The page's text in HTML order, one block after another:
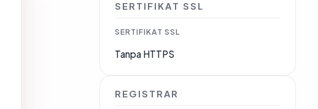
SERTIFIKAT SSL
SERTIFIKAT SSL
Tanpa HTTPS
REGISTRAR